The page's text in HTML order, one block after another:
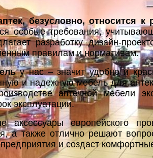
безусловно, относится к
особые требования,
разработку дизайн-
правилам и нормативам.
у нас – значит удобно и
и надежную мебель для
аптечной мебели
эксплуатации.
аксессуары европейского
а также отлично решают
и создаст